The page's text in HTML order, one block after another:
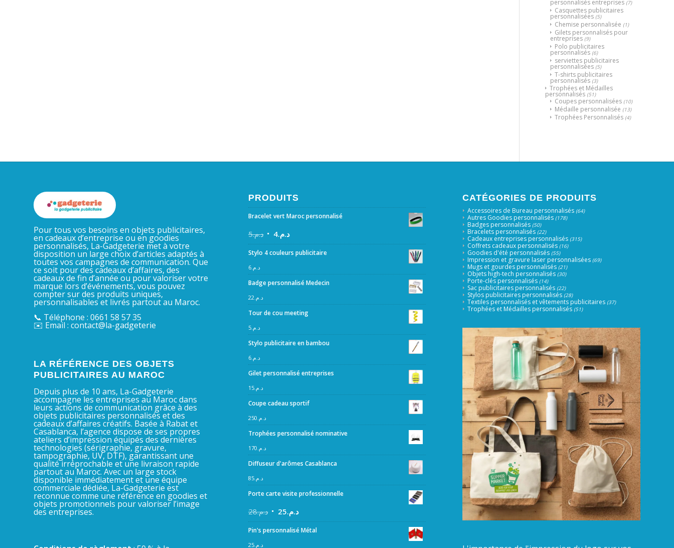
personnalisés entreprises (7)
Casquettes publicitaires
personnalisées (5)
Chemise personnalisée (1)
Gilets personnalisés pour
entreprises (9)
Polo publicitaires
personnalisés (6)
serviettes publicitaires
personnalisées (5)
T-shirts publicitaires
personnalisés (3)
Trophées et Médailles
personnalisés (51)
Coupes personnalisées (10)
Médaille personnalisée (13)
Trophées Personnalisés (4)
Pour tous vos besoins en objets publicitaires,
en cadeaux d’entreprise ou en goodies
personnalisés, La-Gadgeterie met à votre
disposition un large choix d’articles adaptés à
toutes vos campagnes de communication. Que
ce soit pour des cadeaux d’affaires, des
cadeaux de fin d’année ou pour valoriser votre
marque lors d’événements, vous pouvez
compter sur des produits uniques,
personnalisables et livrés partout au Maroc.
📞 Téléphone : 0661 58 57 35
✉️ Email : contact@la-gadgeterie
LA RÉFÉRENCE DES OBJETS
PUBLICITAIRES AU MAROC
Depuis plus de 10 ans, La-Gadgeterie
accompagne les entreprises au Maroc dans
leurs actions de communication grâce à des
objets publicitaires personnalisés et des
cadeaux d’affaires créatifs. Basée à Rabat et
Casablanca, l’agence dispose de ses propres
ateliers d’impression équipés des dernières
technologies (sérigraphie, gravure,
tampographie, UV, DTF), garantissant une
qualité irréprochable et une livraison rapide
partout au Maroc. Avec un large stock
disponible immédiatement et une équipe
commerciale dédiée, La-Gadgeterie est
reconnue comme une référence en goodies et
objets promotionnels pour valoriser l’image
des entreprises.
PRODUITS
Bracelet vert Maroc personnalisé
د.م.5 د.م.4
Stylo 4 couleurs publicitaire
د.م.6
Badge personnalisé Medecin
د.م. 22
Tour de cou meeting
د.م.5
Stylo publicitaire en bambou
د.م.6
Gilet personnalisé entreprises
د.م.15
Coupe cadeau sportif
د.م. 250
Trophées personnalisé nominative
د.م. 170
Diffuseur d'arômes Casablanca
د.م.85
Porte carte visite professionnelle
د.م.28 د.م.25
Pin's personnalisé Métal
د.م.25
CATÉGORIES DE PRODUITS
Accessoires de Bureau personnalisés (64)
Autres Goodies personnalisés (178)
Badges personnalisés (50)
Bracelets personnalisés (22)
Cadeaux entreprises personnalisés (315)
Coffrets cadeaux personnalisés (16)
Goodies d'été personnalisés (55)
Impression et gravure laser personnalisées (69)
Mugs et gourdes personnalisés (21)
Objets high-tech personnalisés (30)
Porte-clés personnalisés (14)
Sac publicitaires personnalisés (22)
Stylos publicitaires personnalisés (28)
Textiles personnalisés et vêtements publicitaires (37)
Trophées et Médailles personnalisés (51)